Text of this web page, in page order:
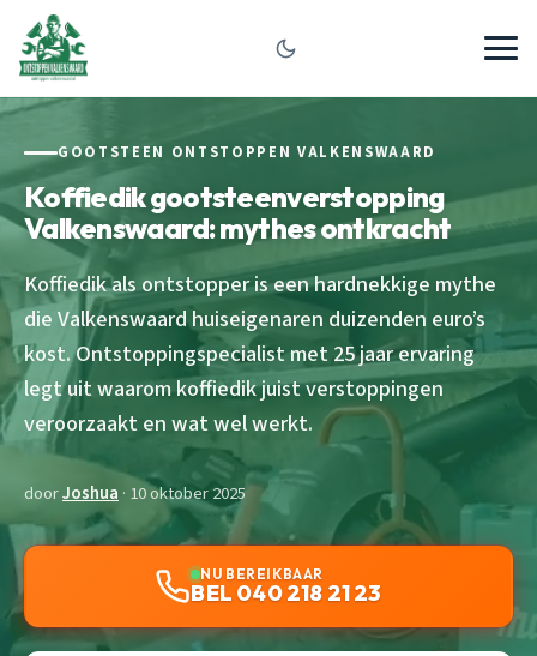
GOOTSTEEN ONTSTOPPEN VALKENSWAARD
Koffiedik gootsteenverstopping
Valkenswaard: mythes ontkracht
Koffiedik als ontstopper is een hardnekkige mythe
die Valkenswaard huiseigenaren duizenden euro’s
kost. Ontstoppingspecialist met 25 jaar ervaring
legt uit waarom koffiedik juist verstoppingen
veroorzaakt en wat wel werkt.
doorJoshua · 10 oktober 2025
NU BEREIKBAAR
BEL 040 218 21 23